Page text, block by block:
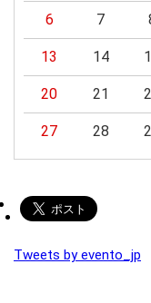
6 7
13 14
20 21
27 28
Tweets by evento_jp